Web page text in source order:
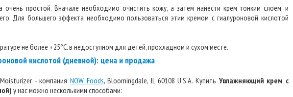
очень простой. Вначале необходимо очистить кожу, а затем нанести крем тонким слоем, и
Для большего эффекта необходимо пользоваться этим кремом с гиалуроновой кислотой
не более +25°С. в недоступном для детей, прохладном и сухом месте.
кислотой (дневной): цена и продажа
- компания NOW Foods, Bloomingdale, IL 60108 U.S.A. Купить Увлажняющий крем с
у нас можно несколькими способами: